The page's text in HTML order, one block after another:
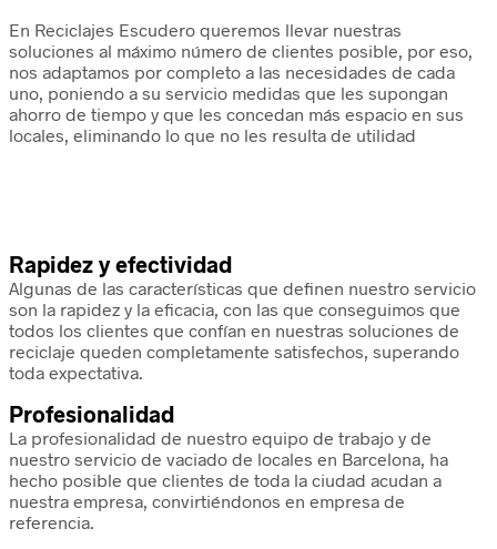
En Reciclajes Escudero queremos llevar nuestras
soluciones al máximo número de clientes posible, por eso,
nos adaptamos por completo a las necesidades de cada
uno, poniendo a su servicio medidas que les supongan
ahorro de tiempo y que les concedan más espacio en sus
locales, eliminando lo que no les resulta de utilidad
Rapidez y efectividad
Algunas de las características que definen nuestro servicio
son la rapidez y la eficacia, con las que conseguimos que
todos los clientes que confían en nuestras soluciones de
reciclaje queden completamente satisfechos, superando
toda expectativa.
Profesionalidad
La profesionalidad de nuestro equipo de trabajo y de
nuestro servicio de vaciado de locales en Barcelona, ha
hecho posible que clientes de toda la ciudad acudan a
nuestra empresa, convirtiéndonos en empresa de
referencia.